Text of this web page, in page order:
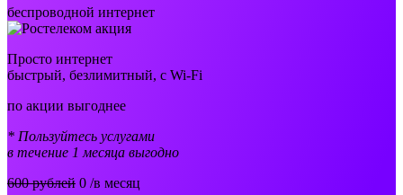
беспроводной интернет
Просто интернет
быстрый, безлимитный, с Wi-Fi
по акции выгоднее
* Пользуйтесь услугами
в течение 1 месяца выгодно
600 рублей 0 /в месяц